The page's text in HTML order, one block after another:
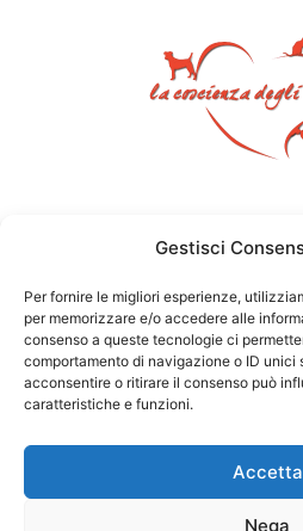
Gestisci
Per fornire le migliori esperienze,
per memorizzare e/o accedere alle
consenso a queste tecnologie ci
comportamento di navigazione o ID unici
acconsentire o ritirare il consenso può
caratteristiche e funzioni.
Accetta
Nega